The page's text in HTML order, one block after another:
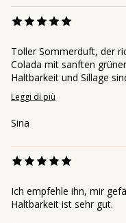
Toller Sommerduft, der
Colada mit sanften
Haltbarkeit und Sillage
Leggi di più
Sina
Ich empfehle ihn, mir
Haltbarkeit ist sehr gut.